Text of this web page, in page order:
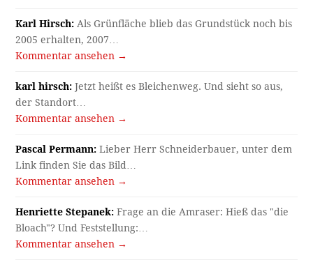
Karl Hirsch: Als Grünfläche blieb das Grundstück noch bis
2005 erhalten, 2007…
Kommentar ansehen →
karl hirsch: Jetzt heißt es Bleichenweg. Und sieht so aus,
der Standort…
Kommentar ansehen →
Pascal Permann: Lieber Herr Schneiderbauer, unter dem
Link finden Sie das Bild…
Kommentar ansehen →
Henriette Stepanek: Frage an die Amraser: Hieß das "die
Bloach"? Und Feststellung:…
Kommentar ansehen →